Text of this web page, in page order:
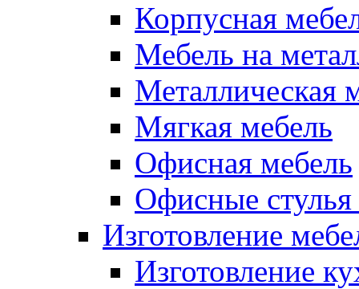
Корпусная
Мебель на
Металлическая
Мягкая мебель
Офисная мебель
Офисные стулья
Изготовление
Изготовление